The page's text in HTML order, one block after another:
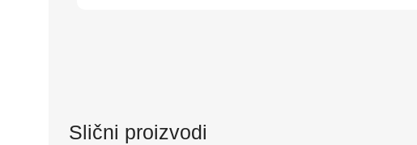
Slični proizvodi